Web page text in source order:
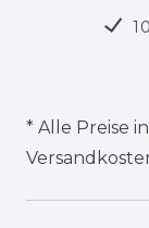
* Alle Preise